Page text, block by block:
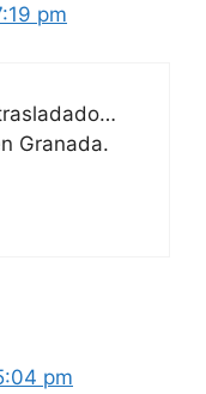
pm
Granada.
pm